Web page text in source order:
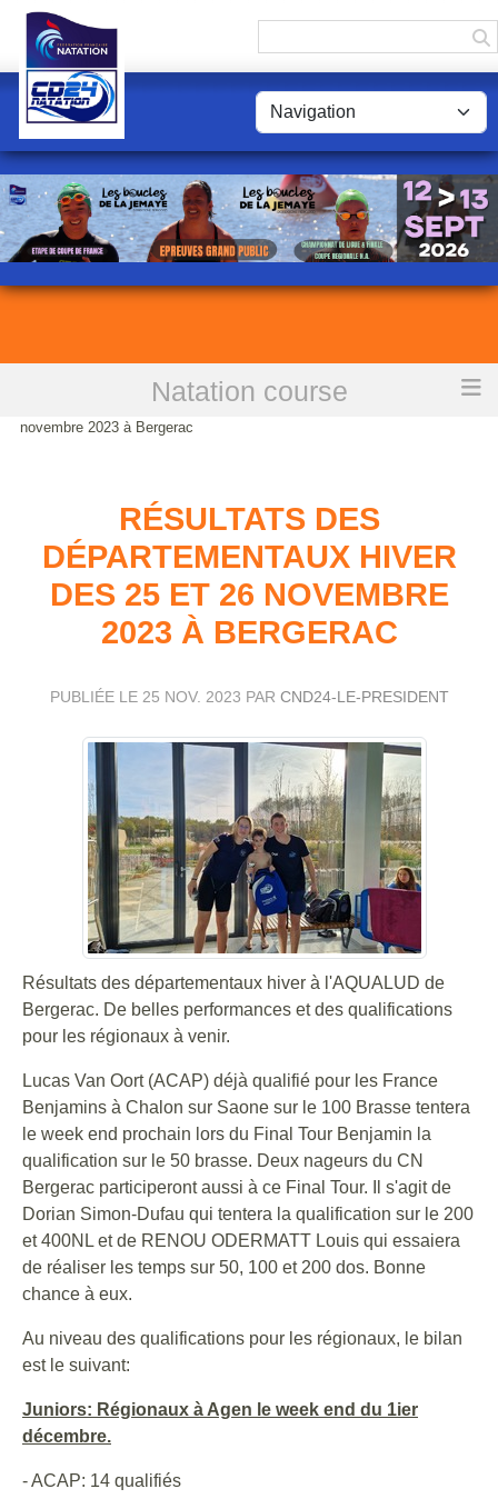
Natation course
Résultats des départementaux hiver des 25 et 26
novembre 2023 à Bergerac
RÉSULTATS DES
DÉPARTEMENTAUX HIVER
DES 25 ET 26 NOVEMBRE
2023 À BERGERAC
PUBLIÉE LE 25 NOV. 2023 PAR CND24-LE-PRESIDENT
Résultats des départementaux hiver à l'AQUALUD de
Bergerac. De belles performances et des qualifications
pour les régionaux à venir.
Lucas Van Oort (ACAP) déjà qualifié pour les France
Benjamins à Chalon sur Saone sur le 100 Brasse tentera
le week end prochain lors du Final Tour Benjamin la
qualification sur le 50 brasse. Deux nageurs du CN
Bergerac participeront aussi à ce Final Tour. Il s'agit de
Dorian Simon-Dufau qui tentera la qualification sur le 200
et 400NL et de RENOU ODERMATT Louis qui essaiera
de réaliser les temps sur 50, 100 et 200 dos. Bonne
chance à eux.
Au niveau des qualifications pour les régionaux, le bilan
est le suivant:
Juniors: Régionaux à Agen le week end du 1ier
décembre.
- ACAP: 14 qualifiés
Panneau de gestion des cookies